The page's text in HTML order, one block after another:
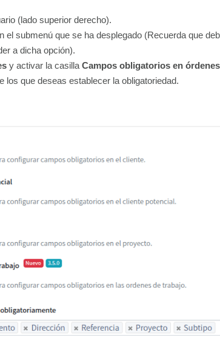
(lado superior derecho).
el submenú que se ha desplegado (Recuerda que
a dicha opción).
y activar la casilla Campos obligatorios en
los que deseas establecer la obligatoriedad.